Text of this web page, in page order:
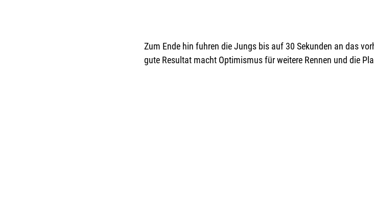
Zum Ende hin fuhren die Jungs bis auf 30 Sekunden an das
gute Resultat macht Optimismus für weitere Rennen und die